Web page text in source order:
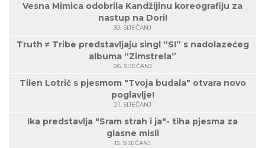
Vesna Mimica odobrila Kandžijinu koreografiju za
nastup na Dori!
30. SIJEČANJ
Truth ≠ Tribe predstavljaju singl “S!” s nadolazećeg
albuma “Zimstrela”
26. SIJEČANJ
Tilen Lotrič s pjesmom "Tvoja budala" otvara novo
poglavlje!
21. SIJEČANJ
Ika predstavlja "Sram strah i ja"- tiha pjesma za
glasne misli
13. SIJEČANJ